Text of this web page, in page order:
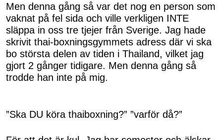
Men denna gång så var det nog en person som
vaknat på fel sida och ville verkligen INTE
släppa in oss tre tjejer från Sverige. Jag hade
skrivit thai-boxningsgymmets adress där vi ska
bo största delen av tiden i Thailand, vilket jag
gjort 2 gånger tidigare. Men denna gång så
trodde han inte på mig.
”Ska DU köra thaiboxning?” ”varför då?”